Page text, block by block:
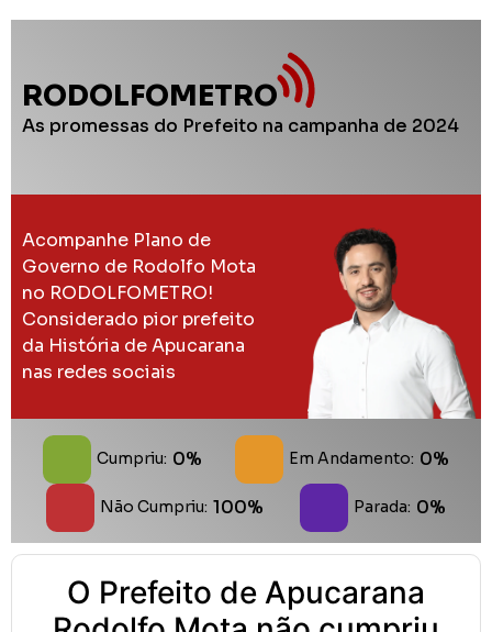
RODOLFOMETRO
As promessas do Prefeito na campanha de 2024
Acompanhe Plano de
Governo de Rodolfo Mota
no RODOLFOMETRO!
Considerado pior prefeito
da História de Apucarana
nas redes sociais
Cumpriu: 0% Em Andamento: 0%
Não Cumpriu: 100% Parada: 0%
O Prefeito de Apucarana